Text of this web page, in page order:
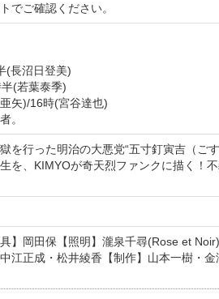
でご確認ください。
(長沼日登美)
(若葉泰季)
矢)/16時(宮谷達也)
。
を行った明治の大悪党“五寸釘寅吉（ご
を、KIMYOが奇天烈ファンクに描く！
】岡田保【照明】瀧泉千尋(Rose et
江正成・松井綾香【制作】山本一樹・金